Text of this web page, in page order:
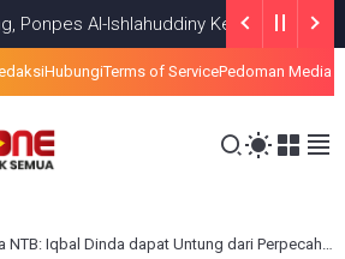
Ishlahuddiny Keluarkan Maklumlat
HubungiTerms of ServicePedoman Media
Iqbal Dinda dapat Untung dari Perpecahan Zul Rohmi